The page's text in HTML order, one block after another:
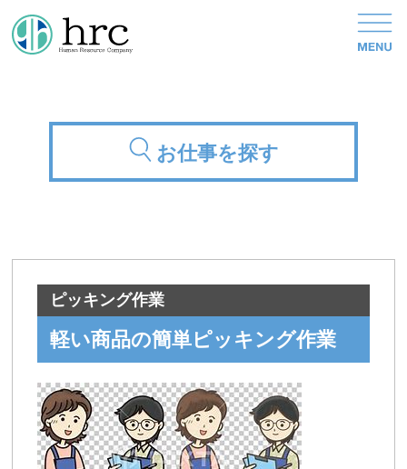
お仕事を探す
ピッキング作業
軽い商品の簡単ピッキング作業